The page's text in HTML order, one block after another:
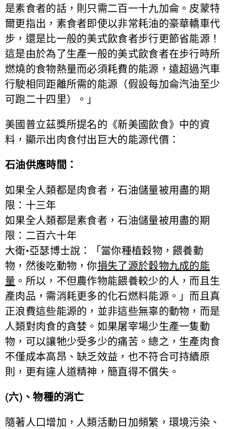
是素食者的話，則只需二百一十九加侖。皮蒙特
爾更指出，素食者即使以非常耗油的豪華轎車代
步，還是比一般的美式飲食者步行更節省能源！
這是由於為了生產一般的美式飲食者在步行時所
燃燒的食物熱量而必須耗費的能源，遠超過汽車
行駛相同距離所需的能源（假設每加侖汽油至少
可跑二十四里）。」
美國普立茲獎所提名的《新美國飲食》中的資
料，顯示出肉食付出巨大的能源代價：
石油供應時間：
如果全人類都是肉食者，石油儲量被用盡的期
限：十三年
如果全人類都是素食者，石油儲量被用盡的期
限：二百六十年
大衛•亞瑟博士說：「當你種植穀物，餵養動
物，然後吃動物，你損失了源於穀物九成的能
量 。所以，不但農作物能餵養較少的人，而且生
產肉品，需消耗更多的化石燃料能源。」而且真
正浪費這些能源的，並非這些無辜的動物，而是
人類對肉食的貪婪。如果屠宰場少生產一隻動
物，可以讓牠少受多少的痛苦。總之，生產肉食
不僅成本高昂、缺乏效益，也不符合可持續原
則，更有違人道精神，簡直得不償失。
(六)、物種的消亡
隨著人口增加，人類活動日加頻繁，環境污染、